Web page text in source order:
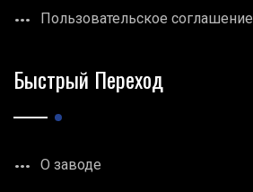
Пользовательское соглашение
Быстрый Переход
О заводе